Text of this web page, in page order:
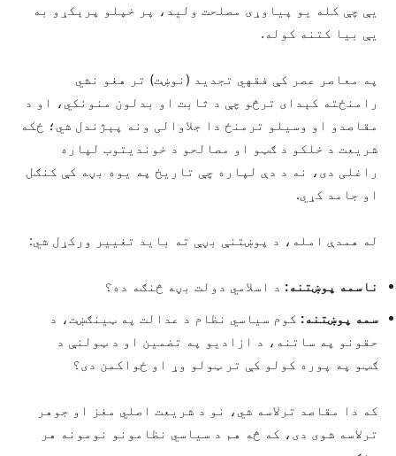
یې چې کله يو پياوړی مصلحت ولید، پر خپلو پرېکړو به
یې بیا کتنه کوله.
په معاصر عصر کې فقهي تجدید (نوښت) تر هغو نشي
رامنځته کېدای ترڅو چې د ثابت او بدلون منونکي، او د
مقاصدو او وسیلو ترمنځ دا جلاوالی ونه پېژندل شي؛ ځکه
شریعت د خلکو د ګټو او مصالحو د خوندیتوب لپاره
راغلی دی، نه د دې لپاره چې تاریخ په یوه بڼه کې کنګل
او جامد کړي.
له همدې امله، د پوښتنې بڼې ته باید تغيیر ورکړل شي:
ناسمه پوښتنه: د اسلامي دولت بڼه څنګه ده؟
سمه پوښتنه: کوم سیاسي نظام د عدالت په ټینګښت، د
حقونو په ساتنه، د ازادیو په تضمین او د ټولنې د
ګټو په پوره کولو کې تر ټولو وړ او ځواکمن دی؟
که دا مقاصد ترلاسه شي، نو د شریعت اصلي مغز او جوهر
ترلاسه شوی دی، که څه هم د سیاسي نظامونو نومونه هر